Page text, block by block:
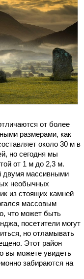
от более
размерами, как
около 30 м в
но сегодня мы
от 1 м до 2,3 м.
двумя массивными
необычных
из стоящих камней
массовым
что может быть
посетители могут
но отламывать
Этот район
вы можете увидеть
забираются на